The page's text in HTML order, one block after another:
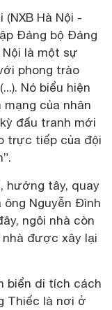
Hà Nội -
Đảng bộ Đảng
Nội là một sự
phong trào
Nó biểu hiện
của nhân
đấu tranh mới
trực tiếp của đội
hướng tây, quay
ông Nguyễn Đình
ngôi nhà còn
nhà được xây lại
biển di tích cách
Thiếc là nơi ở